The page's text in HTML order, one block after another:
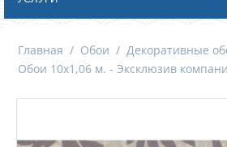
Главная / Обои / Декоративные
Обои 10х1,06 м. - Эксклюзив